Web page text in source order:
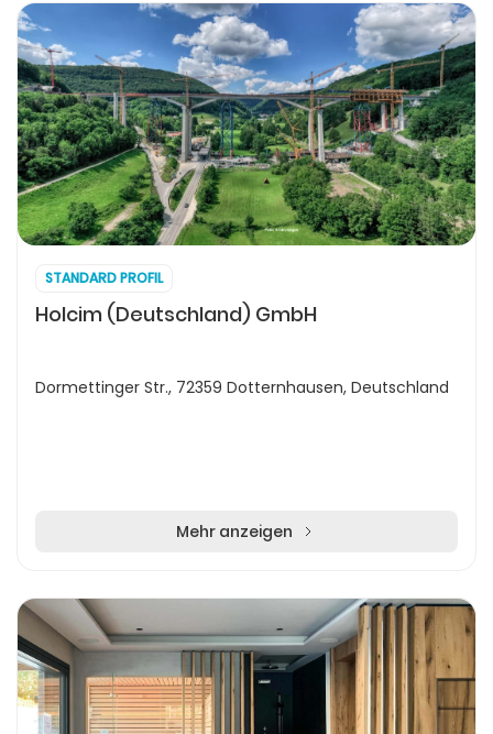
STANDARD PROFIL
Holcim (Deutschland) GmbH
Dormettinger Str., 72359 Dotternhausen, Deutschland
Mehr anzeigen